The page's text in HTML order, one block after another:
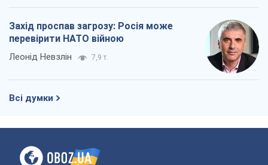
Захід проспав загрозу: Росія може
перевірити НАТО війною
Леонід Невзлін 7,9 т.
Всі думки